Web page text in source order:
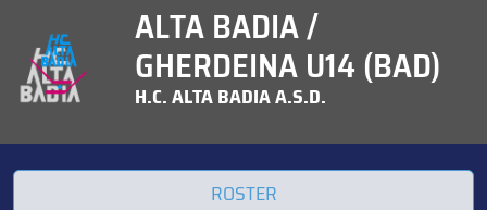
ALTA BADIA /
GHERDEINA U14 (BAD)
H.C. ALTA BADIA A.S.D.
ROSTER